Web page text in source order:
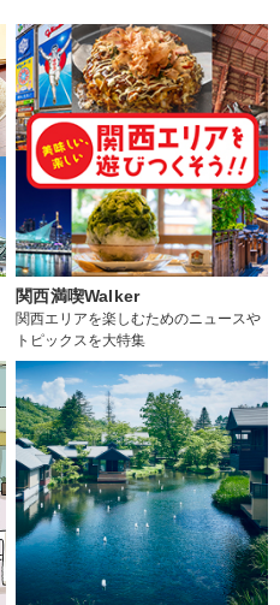
関西満喫Walker
関西エリアを楽しむためのニュースや
トピックスを大特集